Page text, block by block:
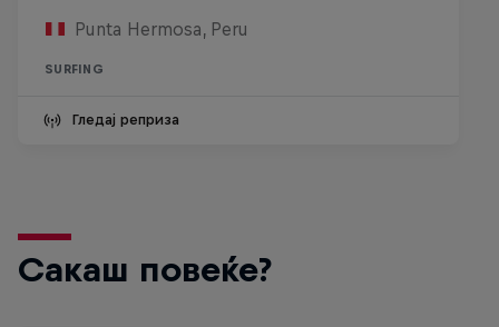
Punta Hermosa, Peru
SURFING
Гледај реприза
Сакаш повеќе?